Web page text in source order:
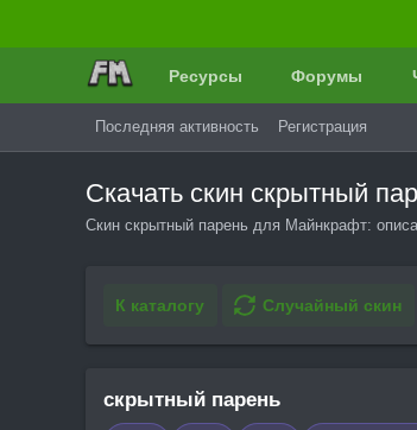
Ресурсы Форумы
Последняя активность Регистрация
Скачать скин скрытный
Скин скрытный парень для Майнкрафт:
К каталогу Случайный скин
скрытный парень